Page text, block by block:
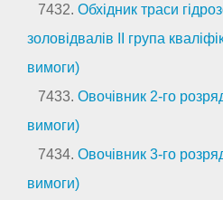
7432. Обхідник траси
золовідвалів II група
вимоги)
7433. Овочівник 2-го
вимоги)
7434. Овочівник 3-го
вимоги)